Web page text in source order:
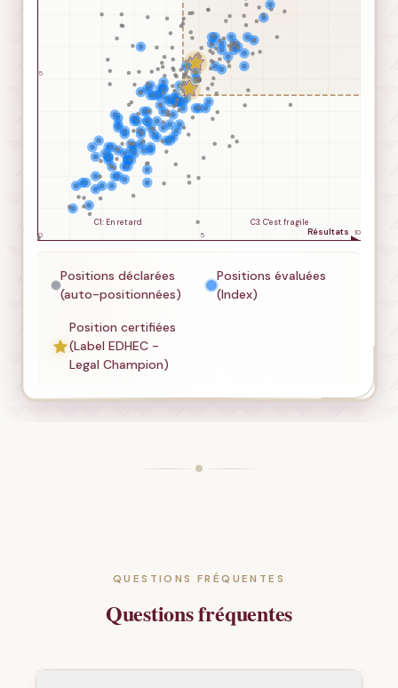
Positions déclarées
(auto-positionnées)
Positions évaluées
(Index)
Position certifiées
(Label EDHEC -
Legal Champion)
QUESTIONS FRÉQUENTES
Questions fréquentes